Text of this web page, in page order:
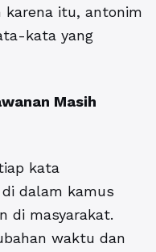
karena itu, antonim
kata yang
Masih
kata
dalam kamus
di masyarakat.
waktu dan